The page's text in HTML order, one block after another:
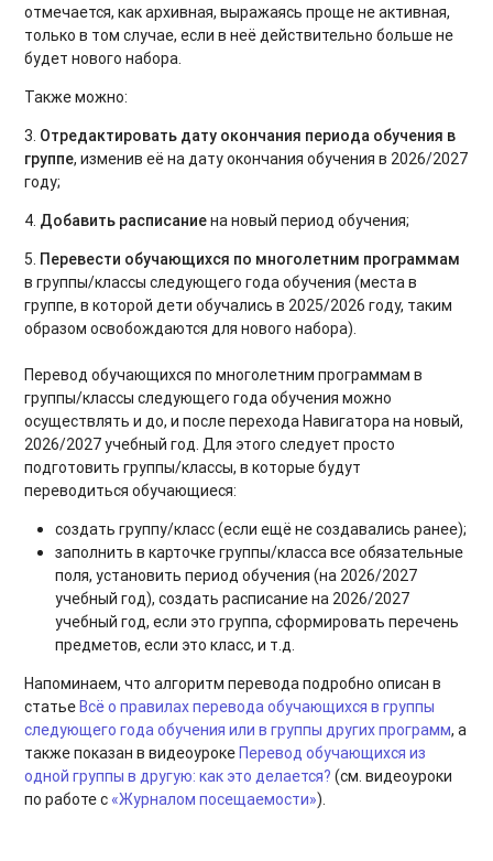
отмечается, как архивная, выражаясь проще не активная,
только в том случае, если в неё действительно больше не
будет нового набора.
Также можно:
3. Отредактировать дату окончания периода обучения в
группе, изменив её на дату окончания обучения в 2026/2027
году;
4. Добавить расписаниена новый период обучения;
5. Перевести обучающихся по многолетним программам
в группы/классы следующего года обучения (места в
группе, в которой дети обучались в 2025/2026 году, таким
образом освобождаются для нового набора).
Перевод обучающихся по многолетним программам в
группы/классы следующего года обучения можно
осуществлять и до, и после перехода Навигатора на новый,
2026/2027 учебный год. Для этого следует просто
подготовить группы/классы, в которые будут
переводиться обучающиеся:
создать группу/класс (если ещё не создавались ранее);
заполнить в карточке группы/класса все обязательные
поля, установить период обучения (на 2026/2027
учебный год), создать расписание на 2026/2027
учебный год, если это группа, сформировать перечень
предметов, если это класс, и т.д.
Напоминаем, что алгоритм перевода подробно описан в
статьеВсё о правилах перевода обучающихся в группы
следующего года обучения или в группы других программ, а
также показан в видеоурокеПеревод обучающихся из
одной группы в другую: как это делается? (см. видеоуроки
по работе с «Журналом посещаемости»).